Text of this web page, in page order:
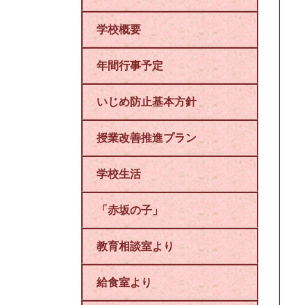
学校概要
年間行事予定
いじめ防止基本方針
授業改善推進プラン
学校生活
「赤坂の子」
教育相談室より
給食室より